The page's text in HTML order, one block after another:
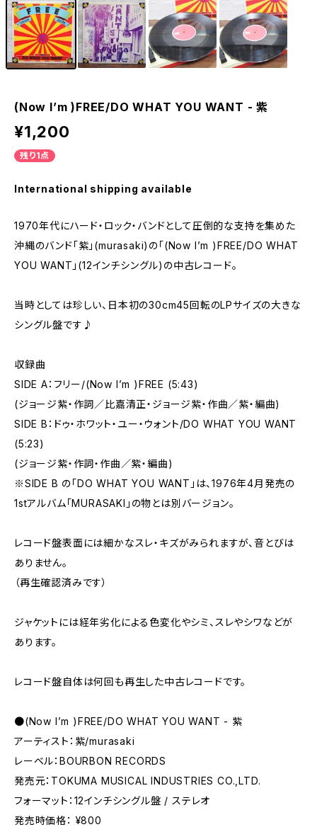
(Now I’m )FREE/DO WHAT YOU WANT - 紫
¥1,200
残り1点
International shipping available
1970年代にハード・ロック・バンドとして圧倒的な支持を集めた
沖縄のバンド「紫」(murasaki)の「(Now I’m )FREE/DO WHAT
YOU WANT」(12インチシングル)の中古レコード。
当時としては珍しい、日本初の30cm45回転のLPサイズの大きな
シングル盤です♪
収録曲
SIDE A：フリー/(Now I’m )FREE (5:43)
(ジョージ紫・作詞／比嘉清正・ジョージ紫・作曲／紫・編曲)
SIDE B：ドゥ・ホワット・ユー・ウォント/DO WHAT YOU WANT
(5:23)
(ジョージ紫・作詞・作曲／紫・編曲)
※SIDE B の「DO WHAT YOU WANT」は、1976年4月発売の
1stアルバム「MURASAKI」の物とは別バージョン。
レコード盤表面には細かなスレ・キズがみられますが、音とびは
ありません。
（再生確認済みです）
ジャケットには経年劣化による色変化やシミ、スレやシワなどが
あります。
レコード盤自体は何回も再生した中古レコードです。
●(Now I’m )FREE/DO WHAT YOU WANT - 紫
アーティスト：紫/murasaki
レーベル：BOURBON RECORDS
発売元：TOKUMA MUSICAL INDUSTRIES CO.,LTD.
フォーマット：12インチシングル盤 / ステレオ
発売時価格： ¥800